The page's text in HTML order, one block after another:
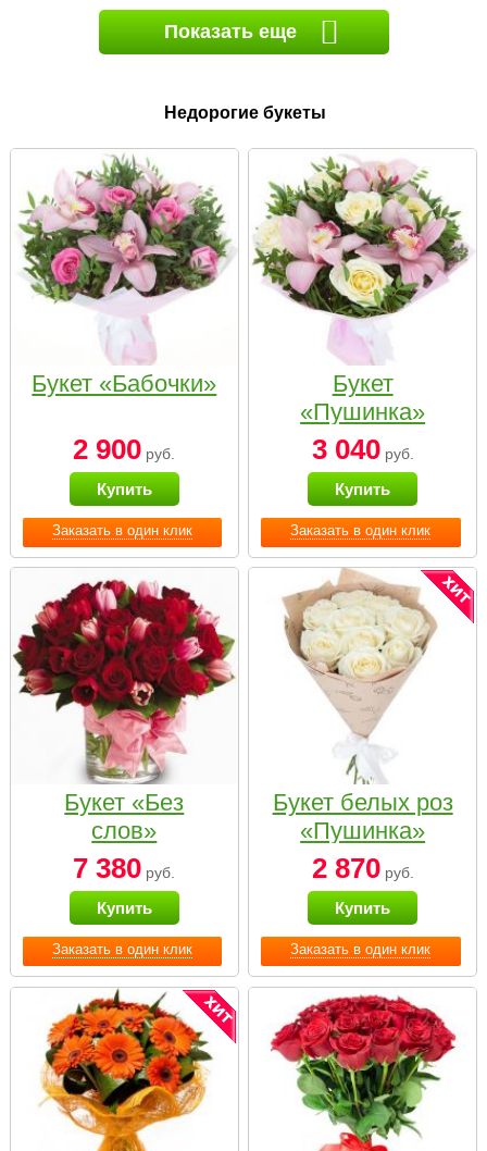
Показать еще
Недорогие букеты
Заказать в один клик
Букет «Бабочки»
2 900 руб.
Купить
Заказать в один клик
Букет
«Пушинка»
3 040руб.
Купить
Заказать в один клик
Букет «Без
слов»
7 380 руб.
Купить
Заказать в один клик
Букет белых роз
«Пушинка»
2 870руб.
Купить